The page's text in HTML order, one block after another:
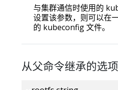
与集群通信时使用的
设置该参数，则可以在
的 kubeconfig 文件。
从父命令继承的选项